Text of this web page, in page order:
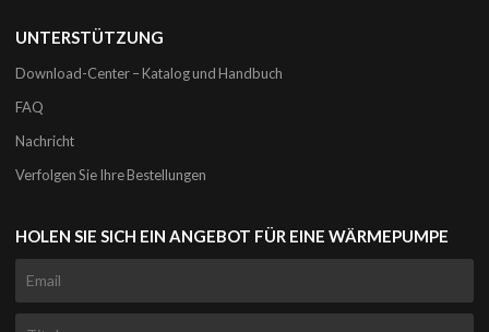
UNTERSTÜTZUNG
Download-Center – Katalog und Handbuch
FAQ
Nachricht
Verfolgen Sie Ihre Bestellungen
HOLEN SIE SICH EIN ANGEBOT FÜR EINE WÄRMEPUMPE